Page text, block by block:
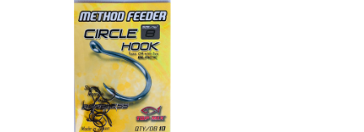
Kapcsolat
Mohosz Versenynaptár 2025